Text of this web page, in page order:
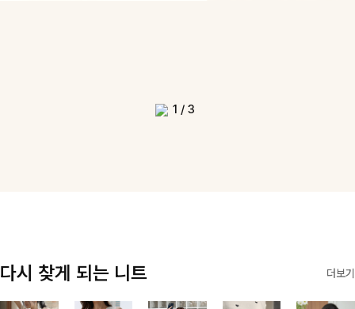
1 / 3
다시 찾게 되는 니트 더보기